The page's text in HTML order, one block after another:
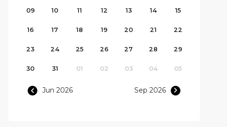
09 10 11 12 13 14 15
16 17 18 19 20 21 22
23 24 25 26 27 28 29
30 31 01 02 03 04 05
Jun 2026 Sep 2026